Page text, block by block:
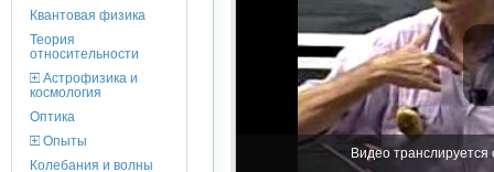
Квантовая физика
Теория
относительности
Астрофизика и
космология
Оптика
Опыты
Колебания и волны
Видео